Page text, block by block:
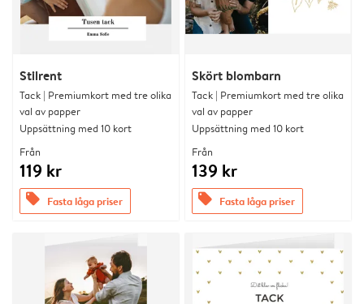
Stilrent
Tack | Premiumkort med tre olika
val av papper
Uppsättning med 10 kort
Från
119 kr
offers Fasta låga priser
Skört blombarn
Tack | Premiumkort med tre olika
val av papper
Uppsättning med 10 kort
Från
139 kr
offers Fasta låga priser